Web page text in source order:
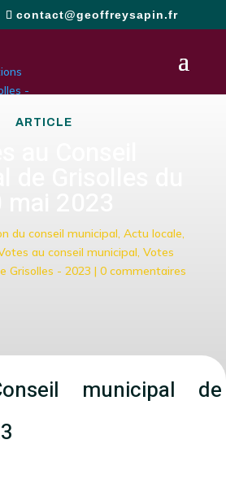
contact@geoffreysapin.fr
ARTICLE
du conseil municipal,Actu locale,
au conseil municipal,Votes
Grisolles - 2023 |0 commentaires
municipal de